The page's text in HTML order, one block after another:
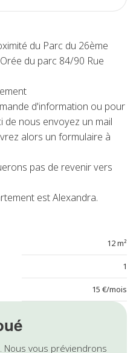
Nous vous préviendrons
du Parc du 26ème
du parc 84/90 Rue
d'information ou pour
de nous envoyez un mail
alors un formulaire à
pas de revenir vers
est Alexandra.
12 m²
1
15 €/mois